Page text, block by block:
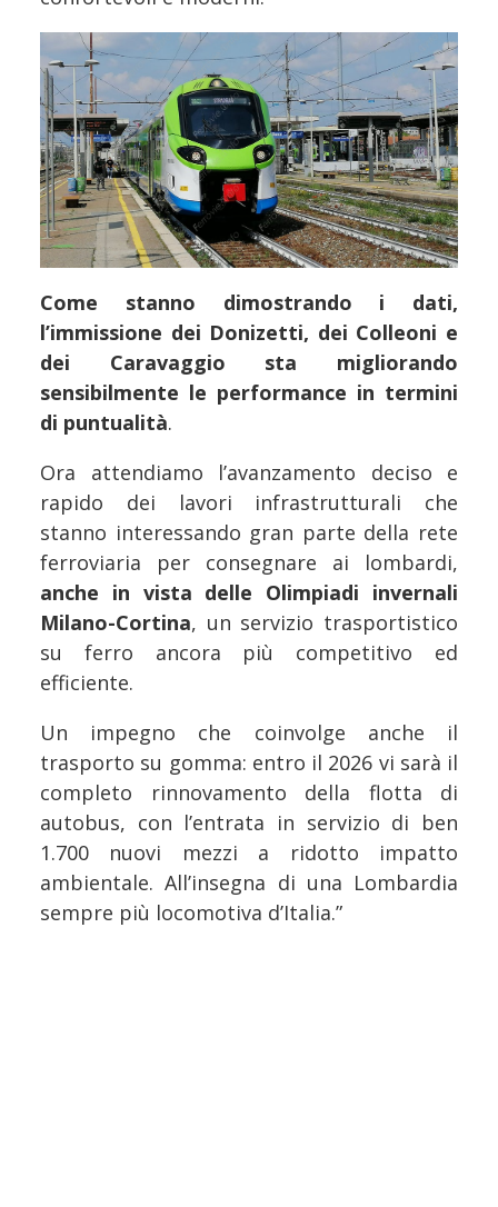
Come stanno dimostrando i dati,
l’immissione dei Donizetti, dei Colleoni e
dei Caravaggio sta migliorando
sensibilmente le performance in termini
di puntualità.
Ora attendiamo l’avanzamento deciso e
rapido dei lavori infrastrutturali che
stanno interessando gran parte della rete
ferroviaria per consegnare ai lombardi,
anche in vista delle Olimpiadi invernali
Milano-Cortina, un servizio trasportistico
su ferro ancora più competitivo ed
efficiente.
Un impegno che coinvolge anche il
trasporto su gomma: entro il 2026 vi sarà il
completo rinnovamento della flotta di
autobus, con l’entrata in servizio di ben
1.700 nuovi mezzi a ridotto impatto
ambientale. All’insegna di una Lombardia
sempre più locomotiva d’Italia.”